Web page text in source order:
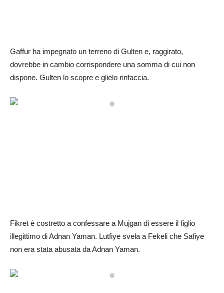
Gaffur ha impegnato un terreno di Gulten e, raggirato,
dovrebbe in cambio corrispondere una somma di cui non
dispone. Gulten lo scopre e glielo rinfaccia.
Fikret è costretto a confessare a Mujgan di essere il figlio
illegittimo di Adnan Yaman. Lutfiye svela a Fekeli che Safiye
non era stata abusata da Adnan Yaman.